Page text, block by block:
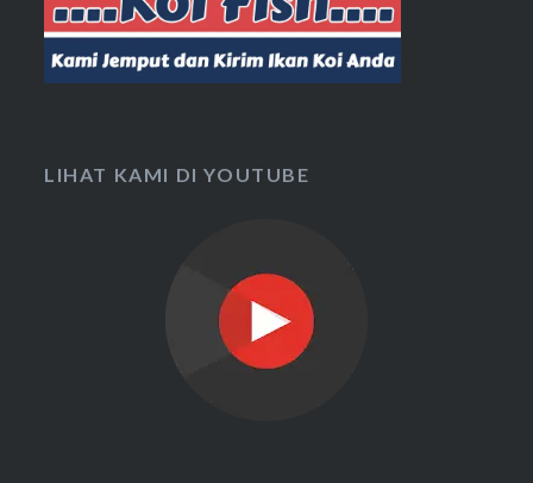
LIHAT KAMI DI YOUTUBE